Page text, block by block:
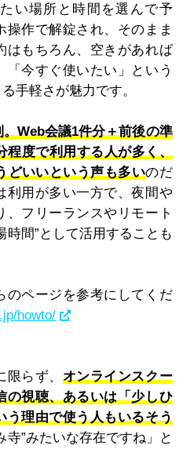
い場所と時間を選んで予
作で解錠され、そのまま
はもちろん、空きがあれば
「今すぐ使いたい」という
手軽さが魅力です。
Web会議1件分＋前後の準
度で利用する人が多く、
どいいという声も多いのだ
利用が多い一方で、夜間や
、フリーランスやリモート
時間”として活用することも
ページを参考にしてくだ
howto/
らず、 オンラインスクー
の視聴、あるいは「少しひ
う理由で使う人もいるそう
寺”みたいな存在ですね」と